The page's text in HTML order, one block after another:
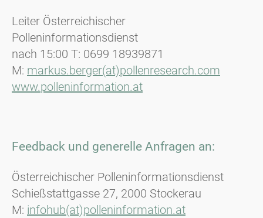
Leiter Österreichischer
Polleninformationsdienst
nach 15:00 T: 0699 18939871
M: markus.berger(at)pollenresearch.com
www.polleninformation.at
Feedback und generelle Anfragen an:
Österreichischer Polleninformationsdienst
Schießstattgasse 27, 2000 Stockerau
M: infohub(at)polleninformation.at